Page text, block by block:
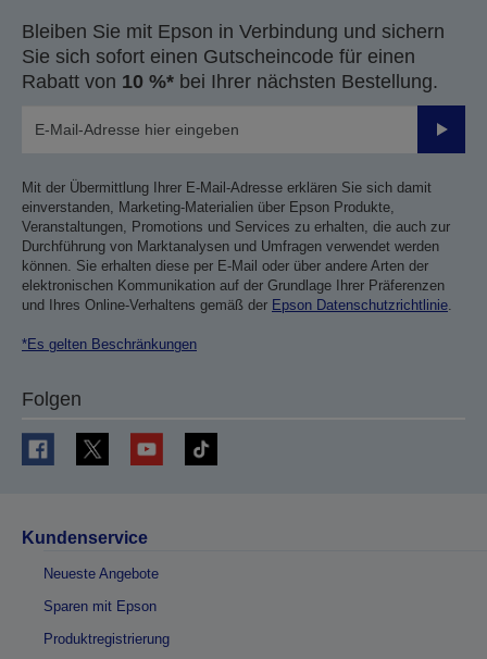
Bleiben Sie mit Epson in Verbindung und sichern
Sie sich sofort einen Gutscheincode für einen
Rabatt von 10 %* bei Ihrer nächsten Bestellung.
Mit der Übermittlung Ihrer E-Mail-Adresse erklären Sie sich damit
einverstanden, Marketing-Materialien über Epson Produkte,
Veranstaltungen, Promotions und Services zu erhalten, die auch zur
Durchführung von Marktanalysen und Umfragen verwendet werden
können. Sie erhalten diese per E-Mail oder über andere Arten der
elektronischen Kommunikation auf der Grundlage Ihrer Präferenzen
und Ihres Online-Verhaltens gemäß der Epson Datenschutzrichtlinie
*Es gelten Beschränkungen
Folgen
Kundenservice
Neueste Angebote
Sparen mit Epson
Produktregistrierung